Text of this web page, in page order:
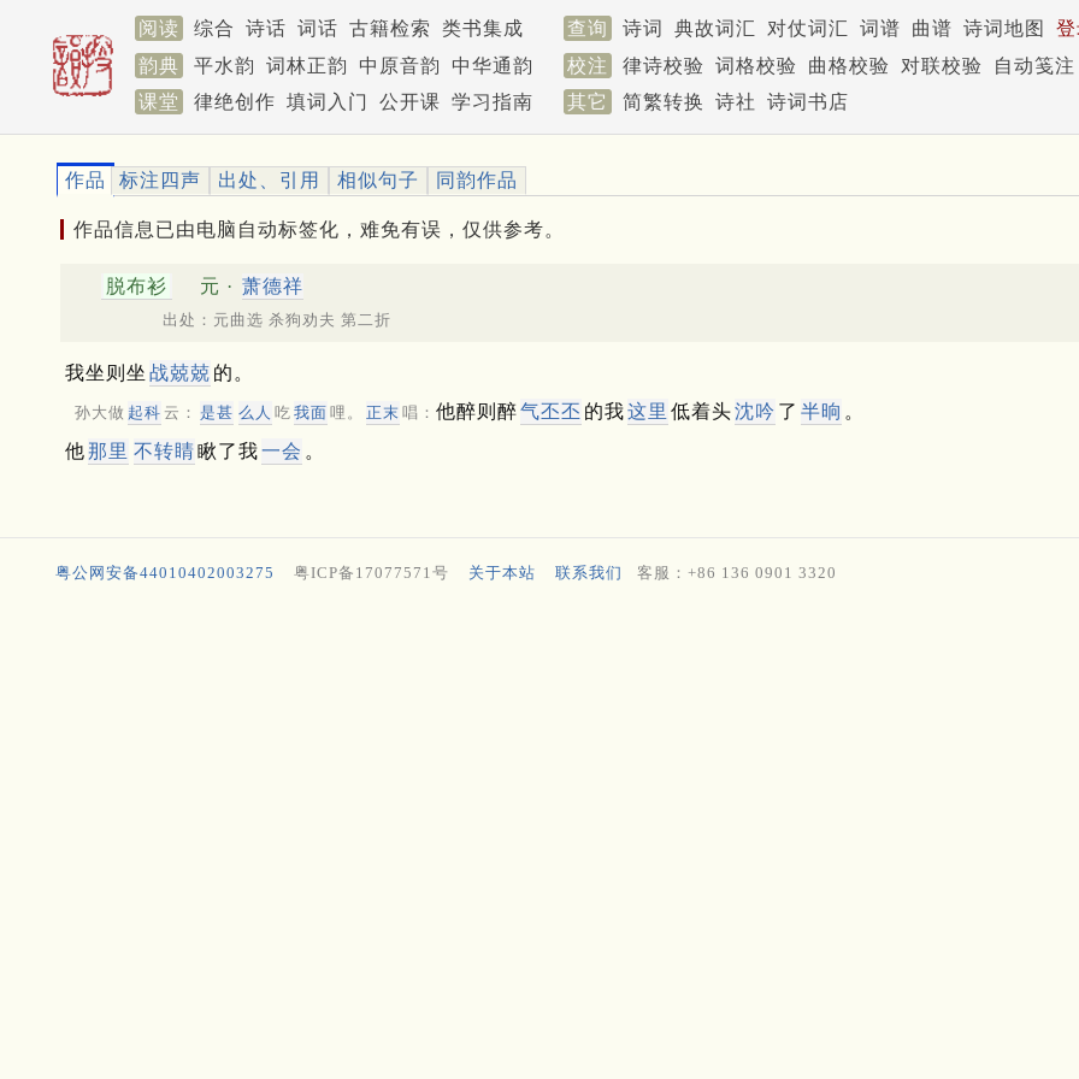
阅读 综合 诗话 词话 古籍检索 类书集成 查询 诗词 典故词汇 对仗词汇 词谱 曲谱 诗词地图
韵典
平水韵 词林正韵 中原音韵 中华通韵 校注 律诗校验 词格校验 曲格校验 对联校验
自动笺注
课堂
律绝创作 填词入门 公开课 学习指南 其它 简繁转换 诗社 诗词书店
作品 标注四声 出处、引用 相似句子 同韵作品
作品信息已由电脑自动标签化，难免有误，仅供参考。
脱布衫 元 · 萧德祥
出处：元曲选 杀狗劝夫 第二折
我坐则坐 战兢兢 的。
孙大做 起科 云： 是甚 么人 吃 我面 哩。 正末 唱： 他醉则醉气丕丕 的我这里 低着头沈吟 了 半晌 。
他那里 不转睛瞅了我一会 。
粤公网安备44010402003275 粤ICP备17077571号 关于本站 联系我们 客服：+86 136 0901 3320